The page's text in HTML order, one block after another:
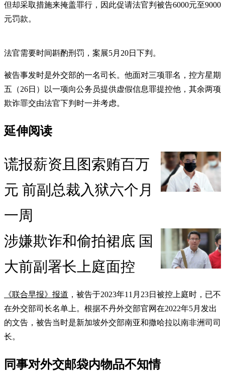
但却采取措施来掩盖罪行，因此促请法官判被告6000元至9000
元罚款。
法官需要时间斟酌刑罚，案展5月20日下判。
被告事发时是外交部的一名司长。他面对三项罪名，控方星期
五（26日）以一项向公务员提供虚假信息罪提控他，其余两项
欺诈罪交由法官下判时一并考虑。
延伸阅读
谎报薪资且图索贿百万
元 前副总裁入狱六个月
一周
涉嫌欺诈和偷拍裙底 国
大前副署长上庭面控
《联合早报》报道 ，被告于2023年11月23日被控上庭时，已不
在外交部司长名单上。根据不丹外交部官网在2022年5月发出
的文告，被告当时是新加坡外交部南亚和撒哈拉以南非洲司司
长。
同事对外交邮袋内物品不知情